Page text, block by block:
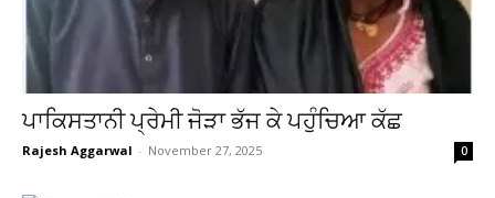
ਪਾਕਿਸਤਾਨੀ ਪ੍ਰੇਮੀ ਜੋੜਾ ਭੱਜ ਕੇ ਪਹੁੰਚਿਆ ਕੱਛ
Rajesh Aggarwal - November 27, 2025 0